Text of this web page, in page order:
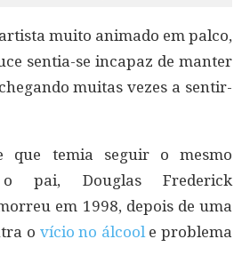
muito animado em palco,
sentia-se incapaz de manter
muitas vezes a sentir-
que temia seguir o mesmo
pai, Douglas Frederick
em 1998, depois de uma
o vício no álcool e problema